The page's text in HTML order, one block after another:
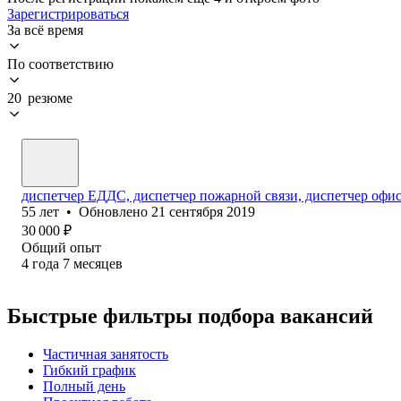
Зарегистрироваться
За всё время
По соответствию
20 резюме
диспетчер ЕДДС, диспетчер пожарной связи, диспетчер
55 лет • Обновлено 21 сентября 2019
30 000 ₽
Общий опыт
4 года 7 месяцев
Быстрые фильтры подбора вакансий
Частичная занятость
Гибкий график
Полный день